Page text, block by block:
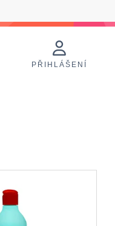
PŘIHLÁŠENÍ